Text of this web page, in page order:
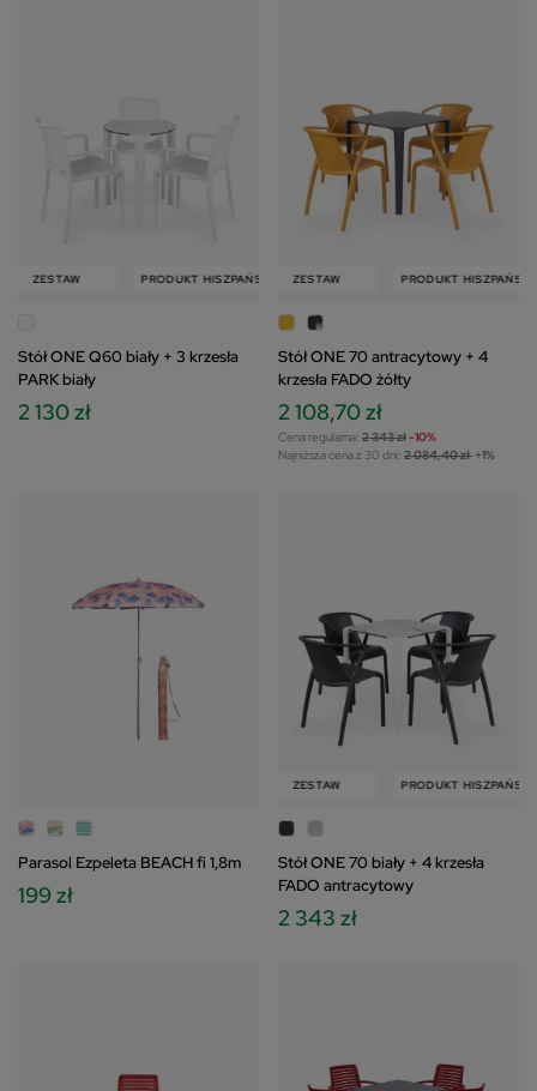
PRODUKT HISZPAŃSKI ZESTAW
Stół ONE Q60 biały + 3 krzesła
PARK biały
2 130 zł
PRODUKT HISZPAŃSKI ZESTAW PRODUKT HISZPAŃSKI
Stół ONE 70 antracytowy + 4
krzesła FADO żółty
2 108,70 zł
Cena regularna: 2 343 zł-10%
Najniższa cena z 30 dni: 2 084,40 zł +1%
Parasol Ezpeleta BEACH fi 1,8m
199 zł
ZESTAW PRODUKT HISZPAŃSKI
Stół ONE 70 biały + 4 krzesła
FADO antracytowy
2 343 zł